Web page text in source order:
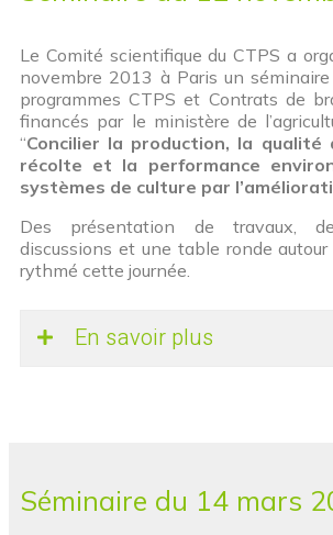
Le Comité scientifique du CTPS a
novembre 2013 à Paris un
programmes CTPS et Contrats de
financés par le ministère de
“Concilier la production, la qualité
récolte et la performance
systèmes de culture par
Des présentation de travaux,
discussions et une table ronde
rythmé cette journée.
En savoir plus
Séminaire du 14 mars